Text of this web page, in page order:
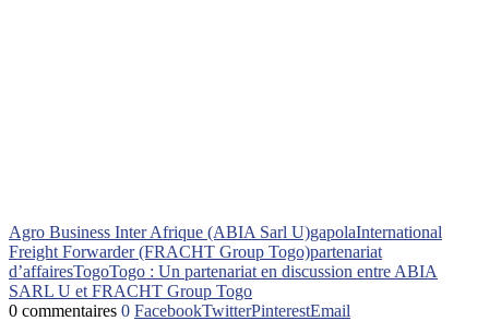
Agro Business Inter Afrique (ABIA Sarl U)gapolaInternational
Freight Forwarder (FRACHT Group Togo)partenariat
d’affairesTogoTogo : Un partenariat en discussion entre ABIA
SARL U et FRACHT Group Togo
0 commentaires 0 FacebookTwitterPinterestEmail